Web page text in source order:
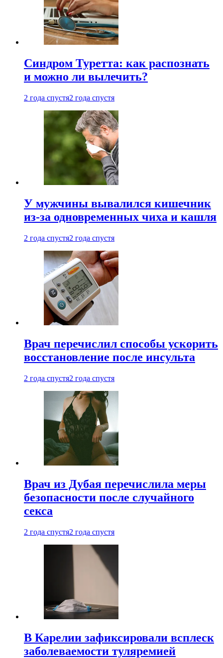
Синдром Туретта: как распознать
и можно ли вылечить?
2 года спустя2 года спустя
У мужчины вывалился кишечник
из-за одновременных чиха и кашля
2 года спустя2 года спустя
Врач перечислил способы ускорить
восстановление после инсульта
2 года спустя2 года спустя
Врач из Дубая перечислила меры
безопасности после случайного
секса
2 года спустя2 года спустя
В Карелии зафиксировали всплеск
заболеваемости туляремией